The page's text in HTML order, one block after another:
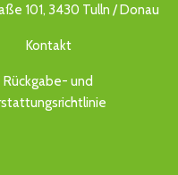
101, 3430 Tulln / Donau
Kontakt
Rückgabe- und